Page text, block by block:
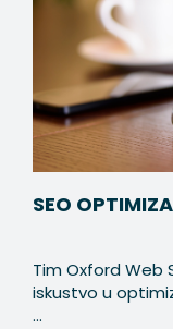
SEO
Tim Oxford Web
iskustvo u
...